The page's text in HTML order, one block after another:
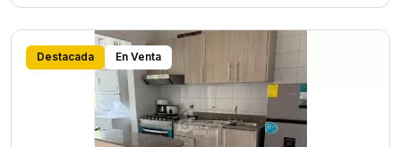
Destacada En Venta